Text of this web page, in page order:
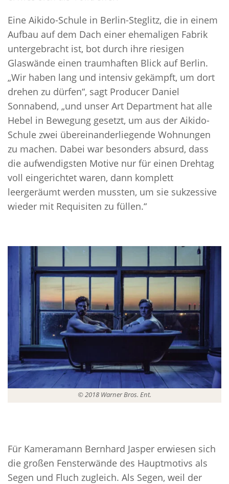
Eine Aikido-Schule in Berlin-Steglitz, die in einem
Aufbau auf dem Dach einer ehemaligen Fabrik
untergebracht ist, bot durch ihre riesigen
Glaswände einen traumhaften Blick auf Berlin.
„Wir haben lang und intensiv gekämpft, um dort
drehen zu dürfen“, sagt Producer Daniel
Sonnabend, „und unser Art Department hat alle
Hebel in Bewegung gesetzt, um aus der Aikido-
Schule zwei übereinanderliegende Wohnungen
zu machen. Dabei war besonders absurd, dass
die aufwendigsten Motive nur für einen Drehtag
voll eingerichtet waren, dann komplett
leergeräumt werden mussten, um sie sukzessive
wieder mit Requisiten zu füllen.“
© 2018 Warner Bros. Ent.
Für Kameramann Bernhard Jasper erwiesen sich
die großen Fensterwände des Hauptmotivs als
Segen und Fluch zugleich. Als Segen, weil der